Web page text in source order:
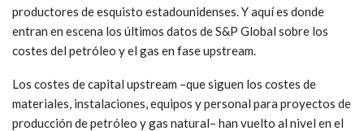
productores de esquisto estadounidenses. Y aquí es donde
entran en escena los últimos datos de S&P Global sobre los
costes del petróleo y el gas en fase upstream.
Los costes de capital upstream –que siguen los costes de
materiales, instalaciones, equipos y personal para proyectos de
producción de petróleo y gas natural– han vuelto al nivel en el